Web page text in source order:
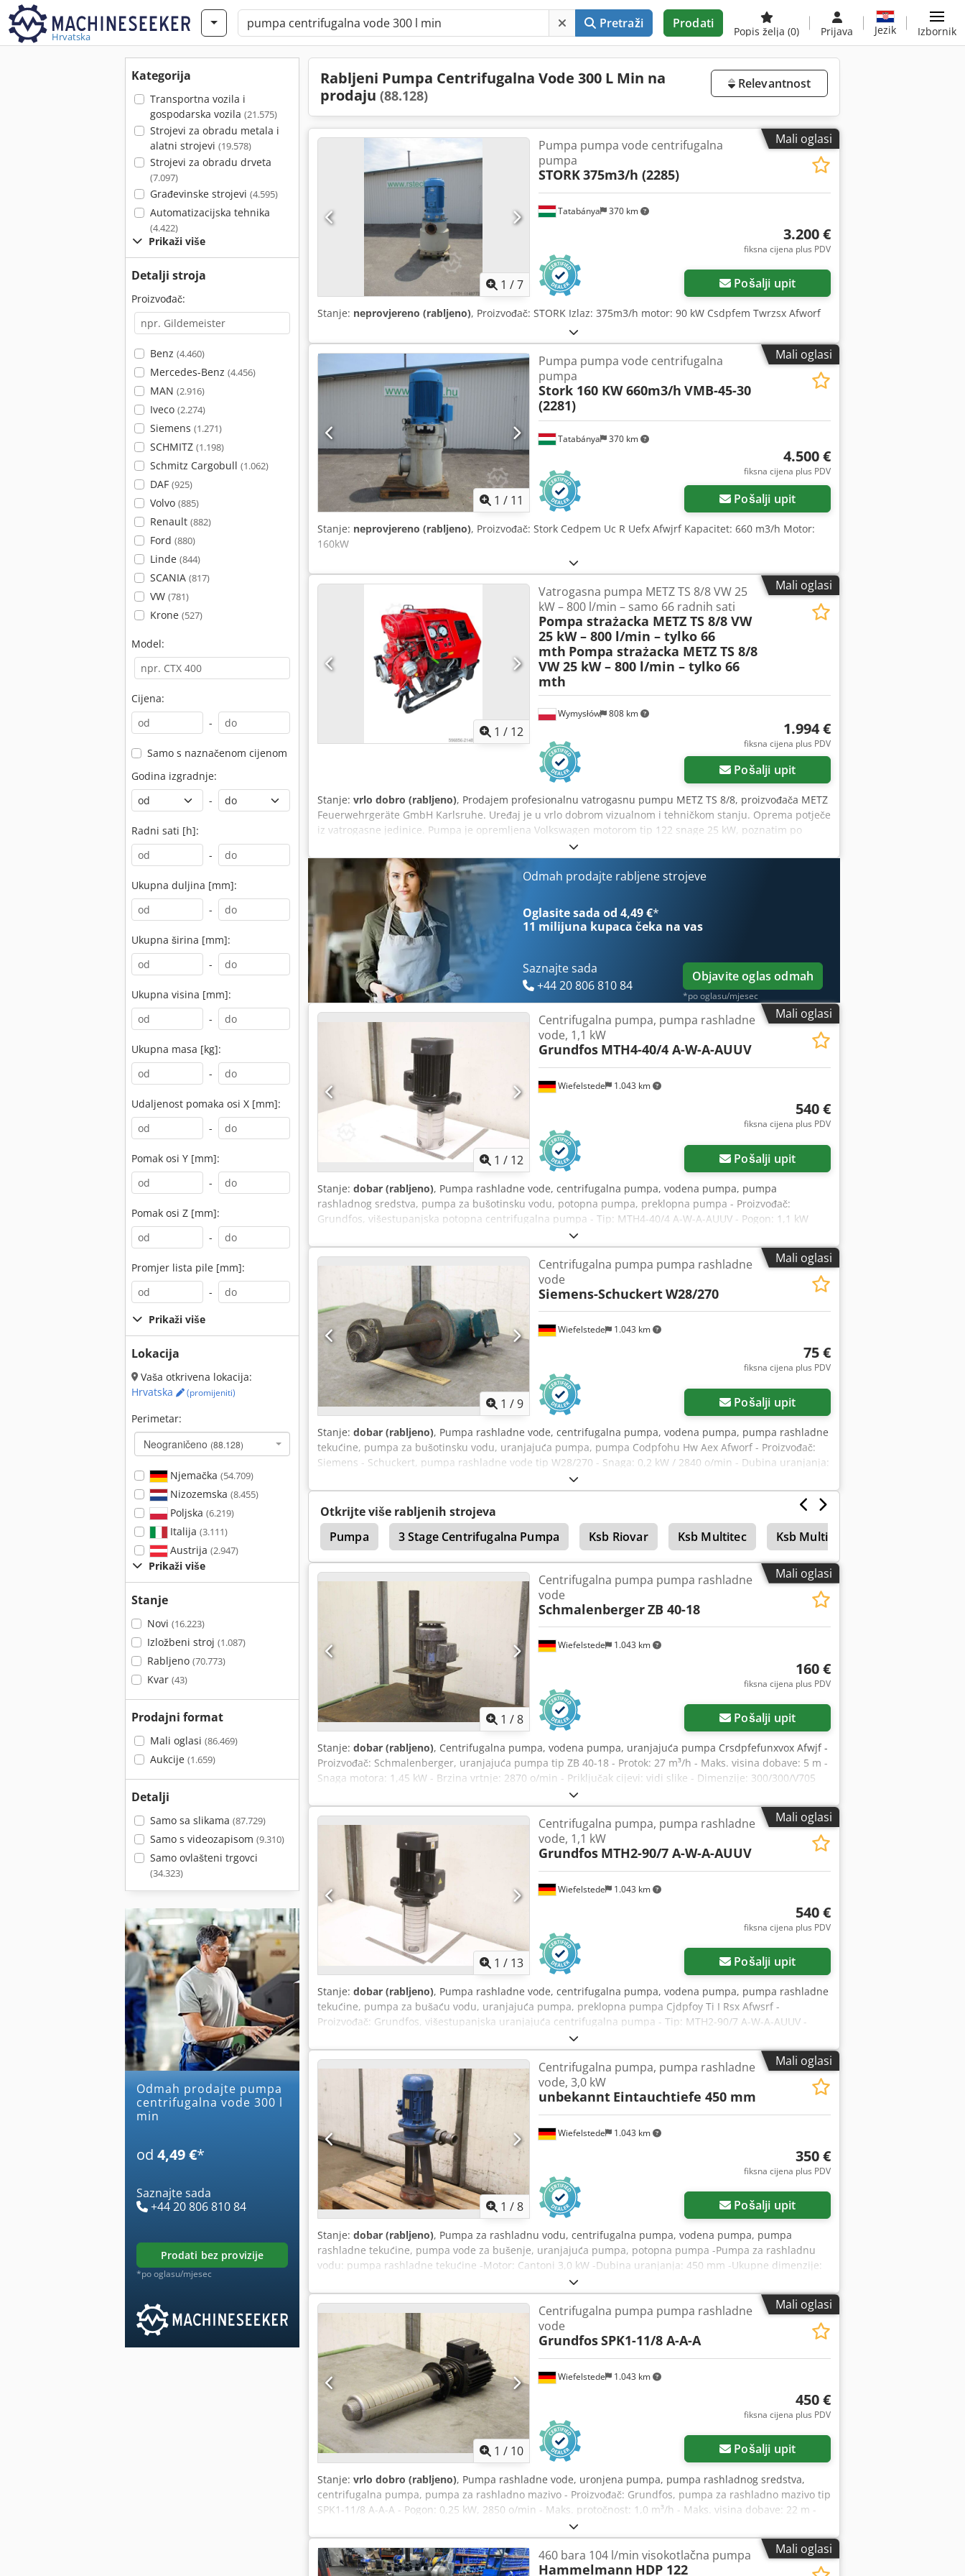
Hrvatska
Pretraži Prodati
Popis želja (0) Prijava Jezik Izbornik
Kategorija
Transportna vozila i
gospodarska vozila (21.575)
Strojevi za obradu metala i
alatni strojevi (19.578)
Strojevi za obradu drveta
(7.097)
Građevinske strojevi (4.595)
Automatizacijska tehnika
(4.422)
Prikaži više
Detalji stroja
Proizvođač:
Benz (4.460)
Mercedes-Benz (4.456)
MAN (2.916)
Iveco (2.274)
Siemens (1.271)
SCHMITZ (1.198)
Schmitz Cargobull (1.062)
DAF (925)
Volvo (885)
Renault (882)
Ford (880)
Linde (844)
SCANIA (817)
VW (781)
Krone (527)
Model:
Cijena:
-
Samo s naznačenom cijenom
Godina izgradnje:
-
Radni sati [h]:
-
Ukupna duljina [mm]:
-
Ukupna širina [mm]:
-
Ukupna visina [mm]:
-
Ukupna masa [kg]:
-
Udaljenost pomaka osi X [mm]:
-
Pomak osi Y [mm]:
-
Pomak osi Z [mm]:
-
Promjer lista pile [mm]:
-
Prikaži više
Lokacija
Vaša otkrivena lokacija:
Hrvatska
(promijeniti)
Perimetar:
Neograničeno (88.128)
Njemačka (54.709)
Nizozemska (8.455)
Poljska (6.219)
Italija (3.111)
Austrija (2.947)
Prikaži više
Stanje
Novi (16.223)
Izložbeni stroj (1.087)
Rabljeno (70.773)
Kvar (43)
Prodajni format
Mali oglasi (86.469)
Aukcije (1.659)
Detalji
Samo sa slikama (87.729)
Samo s videozapisom (9.310)
Samo ovlašteni trgovci
(34.323)
Odmah prodajte pumpa
centrifugalna vode 300 l
min
od 4,49 €*
Saznajte sada
+44 20 806 810 84
prodati bez provizije
*po oglasu/mjesec
Rabljeni Pumpa Centrifugalna Vode 300 L Min na
prodaju (88.128)
Relevantnost
Mali oglasi
1 /7
Tatabánya 370 km
Pumpa pumpa vode centrifugalna
pumpa
STORK375m3/h (2285)
3.200 €
fiksna cijena plus PDV
Pošalji upit
Stanje: neprovjereno (rabljeno), Proizvođač: STORK Izlaz: 375m3/h motor: 90 kW Csdpfem Twrzsx Afworf
Mali oglasi
1 / 11
Tatabánya 370 km
Pumpa pumpa vode centrifugalna
pumpa
Stork 160 KW 660m3/h VMB-45-30
(2281)
4.500 €
fiksna cijena plus PDV
Pošalji upit
Stanje: neprovjereno (rabljeno), Proizvođač: Stork Cedpem Uc R Uefx Afwjrf Kapacitet: 660 m3/h Motor:
160kW
Mali oglasi
1 / 12
Wymysłów 808 km
Vatrogasna pumpa METZ TS 8/8 VW 25
kW – 800 l/min – samo 66 radnih sati
Pompa strażacka METZ TS 8/8 VW
25 kW – 800 l/min – tylko 66
mth Pompa strażacka METZ TS 8/8
VW 25 kW – 800 l/min – tylko 66
mth
1.994 €
fiksna cijena plus PDV
Pošalji upit
Stanje: vrlo dobro (rabljeno), Prodajem profesionalnu vatrogasnu pumpu METZ TS 8/8, proizvođača METZ
Feuerwehrgeräte GmbH Karlsruhe. Uređaj je u vrlo dobrom vizualnom i tehničkom stanju. Oprema potječe
iz vatrogasne jedinice. Pumpa je opremljena Volkswagen motorom tip 122 snage 25 kW, poznatim po
vrhunskoj izdržljivosti i jednostavnom održavanju. Velika prednost je mala ukupna satnica – oko 66 radnih
sati, što je iznimno niska vrijednost za ovakvu opremu. Tehnički podaci: • Proizvođač: METZ
Feuerwehrgeräte GmbH • Model: TS 8/8 • Norma: DIN 14410 • Godina proizvodnje: 1989 • Motor:
Volkswagen tip 122 • Snaga motora: 25 kW • Obujam: 1192 cm³ • Kapacitet pumpe: 800 l/min pri 8 bara •
Radna masa: cca 190 kg • Radni satovi: cca 66 sati Oprema: • Manometar tlaka i podtlaka • Brojač radnih
sati • Radno svjetlo • Vatrogasni brzi spoj • Transportni okvir • Kontrola čoka i gasa Primjena: • Dobrovoljna
i profesionalna vatrogasna društva • Crpljenje vode iz jezera, rijeka i bunara • Poljoprivredna gospodarstva
• Protupožarni sustavi • Odvodnjavanje i radovi s vodom Cjdpfoyt H R Usx Afwsrf Robusna njemačka
konstrukcija, izuzetno izdržljiva i jednostavna za servisiranje.
Odmah prodajte rabljene strojeve
Oglasite sada od 4,49 €*
11 milijuna kupaca čeka na vas
Saznajte sada
+44 20 806 810 84
Objavite oglas odmah
*po oglasu/mjesec
Mali oglasi
1 / 12
Wiefelstede 1.043 km
Centrifugalna pumpa, pumpa rashladne
vode, 1,1 kW
Grundfos MTH4-40/4 A-W-A-AUUV
540 €
fiksna cijena plus PDV
Pošalji upit
Stanje: dobar (rabljeno), Pumpa rashladne vode, centrifugalna pumpa, vodena pumpa, pumpa
rashladnog sredstva, pumpa za bušotinsku vodu, potopna pumpa, preklopna pumpa - Proizvođač:
Grundfos, višestupanjska potopna centrifugalna pumpa - Tip: MTH4-40/4 A-W-A-AUUV - Pogon: 1,1 kW
2850 o/min - Maks. protok: 4 m³/h - Maks. visina dizanja: 36,9 m - Dubina uranjanja: 200 mm - Dimenzije:
230/180/V435 mm Codpfjy Tkazsx Afwsrf - Težina: 14,9 kg
Mali oglasi
1 /9
Wiefelstede 1.043 km
Centrifugalna pumpa pumpa rashladne
vode
Siemens-SchuckertW28/270
75 €
fiksna cijena plus PDV
Pošalji upit
Stanje: dobar (rabljeno), Pumpa rashladne vode, centrifugalna pumpa, vodena pumpa, pumpa rashladne
tekućine, pumpa za bušotinsku vodu, uranjajuća pumpa, pumpa Codpfohu Hw Aex Afworf - Proizvođač:
Siemens - Schuckert, pumpa rashladne vode tip W28/270 - Snaga: 0,2 kW / 2840 o/min - Dubina uranjanja:
265 mm - Dimenzije: 320/190/V480 mm - Težina: 12,8 kg
Otkrijte više rabljenih strojeva
Pumpa
3 Stage Centrifugalna Pumpa Ksb Riovar Ksb Multitec Ksb Multibloc
Woma Jet Jtss 1700
Mali oglasi
1 /8
Wiefelstede 1.043 km
Centrifugalna pumpa pumpa rashladne
vode
SchmalenbergerZB 40-18
160 €
fiksna cijena plus PDV
Pošalji upit
Stanje: dobar (rabljeno), Centrifugalna pumpa, vodena pumpa, uranjajuća pumpa Crsdpfefunxvox Afwjf -
Proizvođač: Schmalenberger, uranjajuća pumpa tip ZB 40-18 - Protok: 27 m³/h - Maks. visina dobave: 5 m -
Snaga motora: 1,45 kW - Brzina vrtnje: 2870 o/min - Priključak cijevi: vidi slike - Dimenzije: 300/300/V705
Mali oglasi
1 / 13
Wiefelstede 1.043 km
Centrifugalna pumpa, pumpa rashladne
vode, 1,1 kW
Grundfos MTH2-90/7 A-W-A-AUUV
540 €
fiksna cijena plus PDV
Pošalji upit
Stanje: dobar (rabljeno), Pumpa rashladne vode, centrifugalna pumpa, vodena pumpa, pumpa rashladne
tekućine, pumpa za bušaću vodu, uranjajuća pumpa, preklopna pumpa Cjdpfoy Ti I Rsx Afwsrf -
Proizvođač: Grundfos, višestupanjska uranjajuća centrifugalna pumpa - Tip: MTH2-90/7 A-W-A-AUUV -
Pogon: 1,1 kW 2850 o/min - Maks. protok: 2,5 m³/h - Maks. visina dizanja: 64,6 m - Dubina uranjanja: 250
mm - Dimenzije: 230/180/V490 mm - Težina: 13,9 kg
Mali oglasi
1 /8
Wiefelstede 1.043 km
Centrifugalna pumpa, pumpa rashladne
vode, 3,0 kW
unbekannt Eintauchtiefe 450 mm
350 €
fiksna cijena plus PDV
Pošalji upit
Stanje: dobar (rabljeno), Pumpa za rashladnu vodu, centrifugalna pumpa, vodena pumpa, pumpa
rashladne tekućine, pumpa vode za bušenje, uranjajuća pumpa, potopna pumpa -Pumpa za rashladnu
vodu: pumpa rashladne tekućine -Motor: Cantoni 3,0 kW -Dubina uranjanja: 450 mm -Ukupne dimenzije:
500/340/V880 mm Cjdsv Iyl Rspfx Afworf -Težina: 74 kg
Mali oglasi
1 / 10
Wiefelstede 1.043 km
Centrifugalna pumpa pumpa rashladne
vode
GrundfosSPK1-11/8 A-A-A
450 €
fiksna cijena plus PDV
Pošalji upit
Stanje: vrlo dobro (rabljeno), Pumpa rashladne vode, uronjena pumpa, pumpa rashladnog sredstva,
centrifugalna pumpa, pumpa za rashladno mazivo - Proizvođač: Grundfos, pumpa za rashladno mazivo tip
SPK1-11/8 A-A-A - Pogon: 0,25 kW, 2850 o/min - Maks. protočnost: 1,0 m³/h - Maks. visina dobave: 22 m -
Maks. temperatura: 90 °C - Dimenzije: 180/150/V590 mm Crsdpfxjhtryxs Afwjf - Težina: 11 kg
Mali oglasi
460 bara 104 l/min visokotlačna pumpa
Hammelmann HDP 122